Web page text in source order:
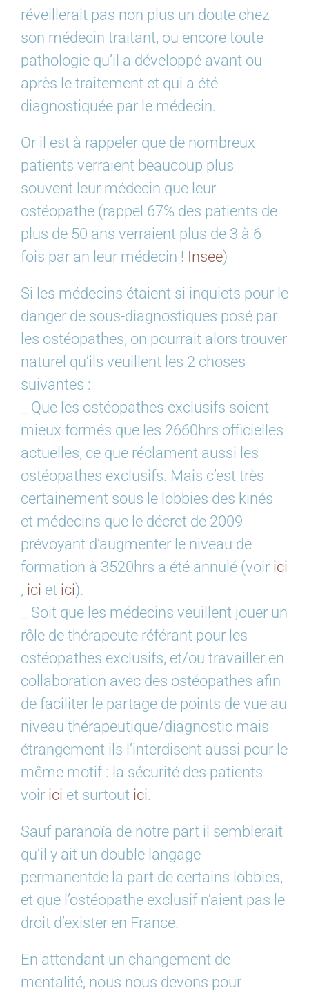
réveillerait pas non plus un doute chez
son médecin traitant, ou encore toute
pathologie qu’il a développé avant ou
après le traitement et qui a été
diagnostiquée par le médecin.
Or il est à rappeler que de nombreux
patients verraient beaucoup plus
souvent leur médecin que leur
ostéopathe (rappel 67% des patients de
plus de 50 ans verraient plus de 3 à 6
fois par an leur médecin ! Insee)
Si les médecins étaient si inquiets pour le
danger de sous-diagnostiques posé par
les ostéopathes, on pourrait alors trouver
naturel qu’ils veuillent les 2 choses
suivantes :
_ Que les ostéopathes exclusifs soient
mieux formés que les 2660hrs officielles
actuelles, ce que réclament aussi les
ostéopathes exclusifs. Mais c’est très
certainement sous le lobbies des kinés
et médecins que le décret de 2009
prévoyant d’augmenter le niveau de
formation à 3520hrs a été annulé (voir ici
, ici et ici).
_ Soit que les médecins veuillent jouer un
rôle de thérapeute référant pour les
ostéopathes exclusifs, et/ou travailler en
collaboration avec des ostéopathes afin
de faciliter le partage de points de vue au
niveau thérapeutique/diagnostic mais
étrangement ils l’interdisent aussi pour le
même motif : la sécurité des patients
voir ici et surtout ici.
Sauf paranoïa de notre part il semblerait
qu’il y ait un double langage
permanentde la part de certains lobbies,
et que l’ostéopathe exclusif n’aient pas le
droit d’exister en France.
En attendant un changement de
mentalité, nous nous devons pour